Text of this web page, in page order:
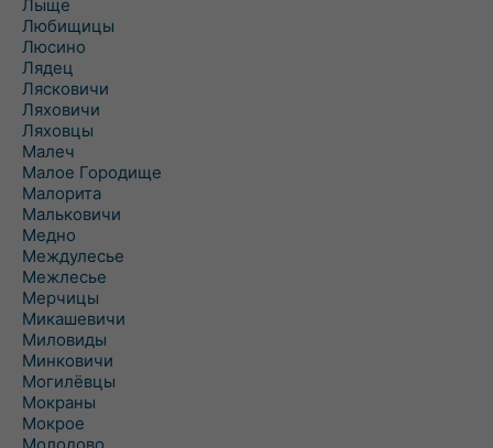
Лыще
Любищицы
Люсино
Лядец
Лясковичи
Ляховичи
Ляховцы
Малеч
Малое Городище
Малорита
Мальковичи
Медно
Междулесье
Межлесье
Мерчицы
Микашевичи
Миловиды
Минковичи
Могилёвцы
Мокраны
Мокрое